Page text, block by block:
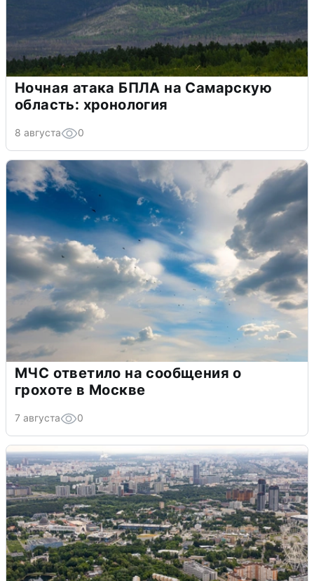
Ночная атака БПЛА на Самарскую
область: хронология
8 августа 0
МЧС ответило на сообщения о
грохоте в Москве
7 августа 0